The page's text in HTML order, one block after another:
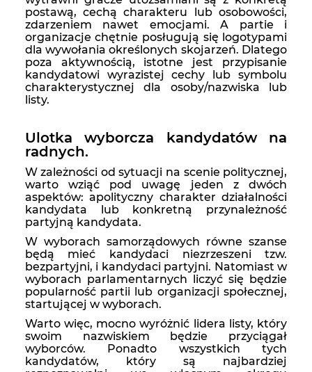
postawą, cechą charakteru lub osobowości,
zdarzeniem nawet emocjami. A partie i
organizacje chętnie posługują się logotypami
dla wywołania określonych skojarzeń. Dlatego
poza aktywnością, istotne jest przypisanie
kandydatowi wyrazistej cechy lub symbolu
charakterystycznej dla osoby/nazwiska lub
listy.
Ulotka wyborcza kandydatów na
radnych.
W zależności od sytuacji na scenie politycznej,
warto wziąć pod uwagę jeden z dwóch
aspektów: apolityczny charakter działalności
kandydata lub konkretną przynależność
partyjną kandydata.
W wyborach samorządowych równe szanse
będą mieć kandydaci niezrzeszeni tzw.
bezpartyjni, i kandydaci partyjni. Natomiast w
wyborach parlamentarnych liczyć się będzie
popularność partii lub organizacji społecznej,
startującej w wyborach.
Warto więc, mocno wyróżnić lidera listy, który
swoim nazwiskiem będzie przyciągał
wyborców. Ponadto wszystkich tych
kandydatów, który są najbardziej